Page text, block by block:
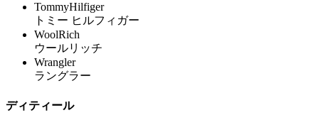
TommyHilfiger
トミー ヒルフィガー
WoolRich
ウールリッチ
Wrangler
ラングラー
ディティール